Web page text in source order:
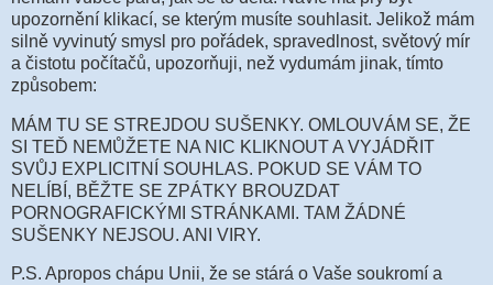
upozornění klikací, se kterým musíte souhlasit. Jelikož mám
silně vyvinutý smysl pro pořádek, spravedlnost, světový mír
a čistotu počítačů, upozorňuji, než vydumám jinak, tímto
způsobem:
MÁM TU SE STREJDOU SUŠENKY. OMLOUVÁM SE, ŽE
SI TEĎ NEMŮŽETE NA NIC KLIKNOUT A VYJÁDŘIT
SVŮJ EXPLICITNÍ SOUHLAS. POKUD SE VÁM TO
NELÍBÍ, BĚŽTE SE ZPÁTKY BROUZDAT
PORNOGRAFICKÝMI STRÁNKAMI. TAM ŽÁDNÉ
SUŠENKY NEJSOU. ANI VIRY.
P.S. Apropos chápu Unii, že se stárá o Vaše soukromí a